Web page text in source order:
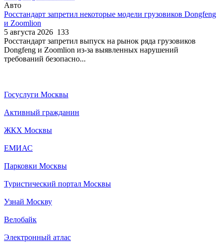
Авто
Росстандарт запретил некоторые модели грузовиков Dongfeng
и Zoomlion
5 августа 2026 133
Росстандарт запретил выпуск на рынок ряда грузовиков
Dongfeng и Zoomlion из-за выявленных нарушений
требований безопасно...
Госуслуги Москвы
Активный гражданин
ЖКХ Москвы
ЕМИАС
Парковки Москвы
Туристический портал Москвы
Узнай Москву
Велобайк
Электронный атлас